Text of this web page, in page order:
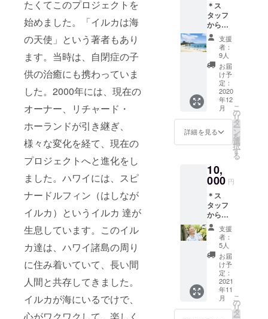
たくてこのプロジェクトを
始めました。「イルカは海
の天使」という著者もあり
ます。当時は、自閉症の子
供の治癒にも携わっていま
した。2000年には、現在の
オーナー、リチャード・
ホーランドが引き継ぎ、
様々な変化を経て、現在の
プロジェクトへと進化をし
ました。ハワイには、スピ
ナードルフィン（はしなが
イルカ）というイルカ 達が
生息しています。このイル
カ達は、ハワイ諸島の周り
に住み着いていて、長い間
人間と共存してきました。
イルカが海にいるでけで、
心がワクワクして、楽しく
性用 L
サイズ
男性用
Mサイ
ズ 男性
用 Sサ
イズ 女
性用 L
サイズ
女性用
Mサイ
ズ 女性
用 Sサ
イズ
ます。
「Aloha
State」
の文字
をオ
シャレ
にデザ
インし
まし
た。色
はネイ
ビーで
す。ご
希望の
ずご記
載くだ
さい。
サイズ
は、以
下の6種
類で
す。 男
性用 L
サイズ
男性用
Mサイ
ズ 男性
用 Sサ
イズ 女
性用 L
＊ス
タッフ
からの
サン
キュー
カード
＊ドル
フィン
＆ユー
のカメ
ラマン
がド
ローン
で撮影
したハ
ワイの
写真を
お届け
しま
す。美
しいハ
ワイを
空から
お楽し
みくだ
さい。
支援
者：
9人
お届
け予
定：
2020
年12
月
詳細を見る
こ
の
リ
タ
ー
ン
を
選
択
す
る
10,
000 円
＊ス
タッフ
からサ
ン
キュー
レター
＊ドル
フィン
＆ユー
CEO、
ハワイ
で野生
のイル
支援
者：
5人
お届
け予
定：
2021
年11
月
こ
の
リ
タ
ー